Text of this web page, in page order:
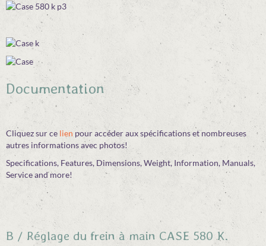
Documentation
Cliquez sur ce lien pour accéder aux spécifications et nombreuses
autres informations avec photos!
Specifications, Features, Dimensions, Weight, Information, Manuals,
Service and more!
B / Réglage du frein à main CASE 580 K.